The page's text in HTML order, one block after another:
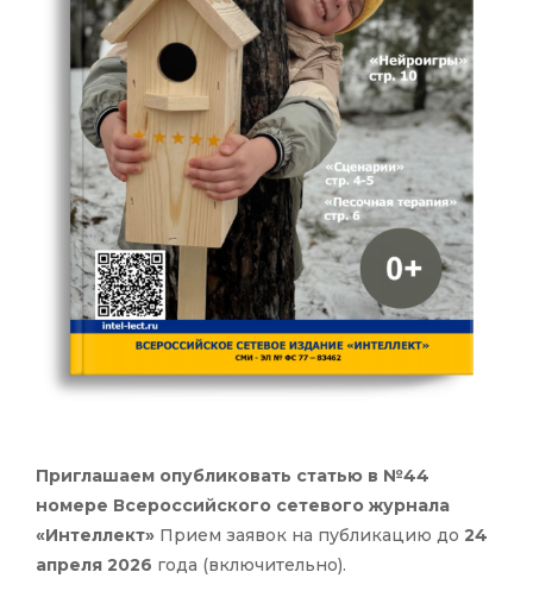
Приглашаем опубликовать статью в №44
номере Всероссийского сетевого журнала
«Интеллект» Прием заявок на публикацию до 24
апреля 2026 года (включительно).